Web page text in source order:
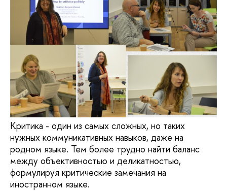
Критика - один из самых сложных, но таких
нужных коммуникативных навыков, даже на
родном языке. Тем более трудно найти баланс
между объективностью и деликатностью,
формулируя критические замечания на
иностранном языке.